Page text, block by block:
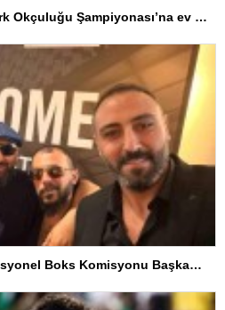
Akçakoca, Geleneksel Türk Okçuluğu Şampiyonası’na ev sahipliği yapıyor
Serdar Avcı, Türkiye Profesyonel Boks Komisyonu Başkanı Seçildi